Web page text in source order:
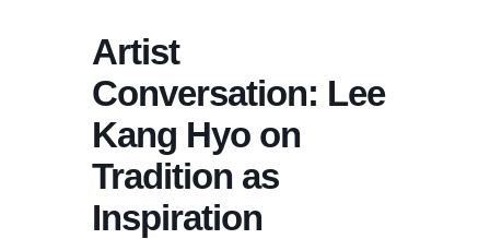
Artist
Conversation: Lee
Kang Hyo on
Tradition as
Inspiration